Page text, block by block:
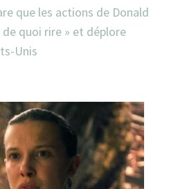
que les actions de Donald
quoi rire » et déplore
Unis